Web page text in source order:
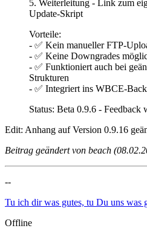
5. Weiterleitung - Link zum
Update-Skript
Vorteile:
- ✅ Kein manueller FTP-
- ✅ Keine Downgrades
- ✅ Funktioniert auch bei
Strukturen
- ✅ Integriert ins WBCE-
Status: Beta 0.9.6 - Feedback
Edit: Anhang auf Version 0.9.16
Beitrag geändert von beach
--
Tu ich dir was gutes, tu Du uns was
Offline